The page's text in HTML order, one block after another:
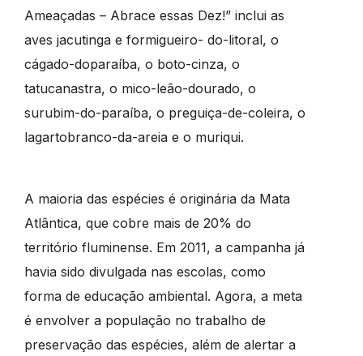
Ameaçadas – Abrace essas Dez!” inclui as
aves jacutinga e formigueiro- do-litoral, o
cágado-doparaíba, o boto-cinza, o
tatucanastra, o mico-leão-dourado, o
surubim-do-paraíba, o preguiça-de-coleira, o
lagartobranco-da-areia e o muriqui.
A maioria das espécies é originária da Mata
Atlântica, que cobre mais de 20% do
território fluminense. Em 2011, a campanha já
havia sido divulgada nas escolas, como
forma de educação ambiental. Agora, a meta
é envolver a população no trabalho de
preservação das espécies, além de alertar a